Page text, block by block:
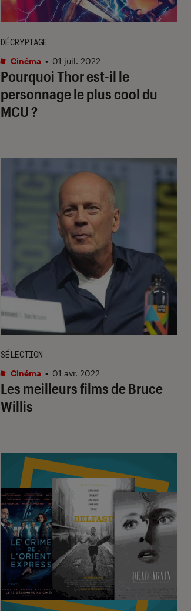
Pourquoi Thor est-il le
personnage le plus cool du
MCU ?
DÉCRYPTAGE
Cinéma • 01 juil. 2022
Les meilleurs films de Bruce
Willis
SÉLECTION
Cinéma • 01 avr. 2022